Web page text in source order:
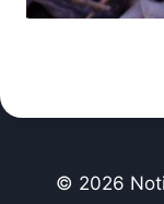
© 2026